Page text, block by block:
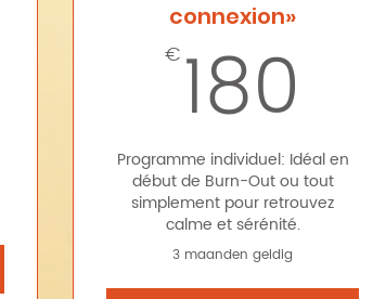
connexion»
€ 180
Programme individuel: Idéal en
début de Burn-Out ou tout
simplement pour retrouvez
calme et sérénité.
3 maanden geldig